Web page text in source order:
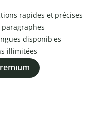
rapides et précises
disponibles
illimitées